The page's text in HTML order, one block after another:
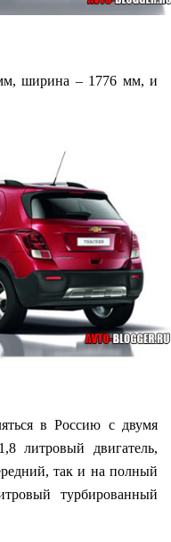
ширина – 1776 мм, и
в Россию с двумя
литровый двигатель,
так и на полный
турбированный